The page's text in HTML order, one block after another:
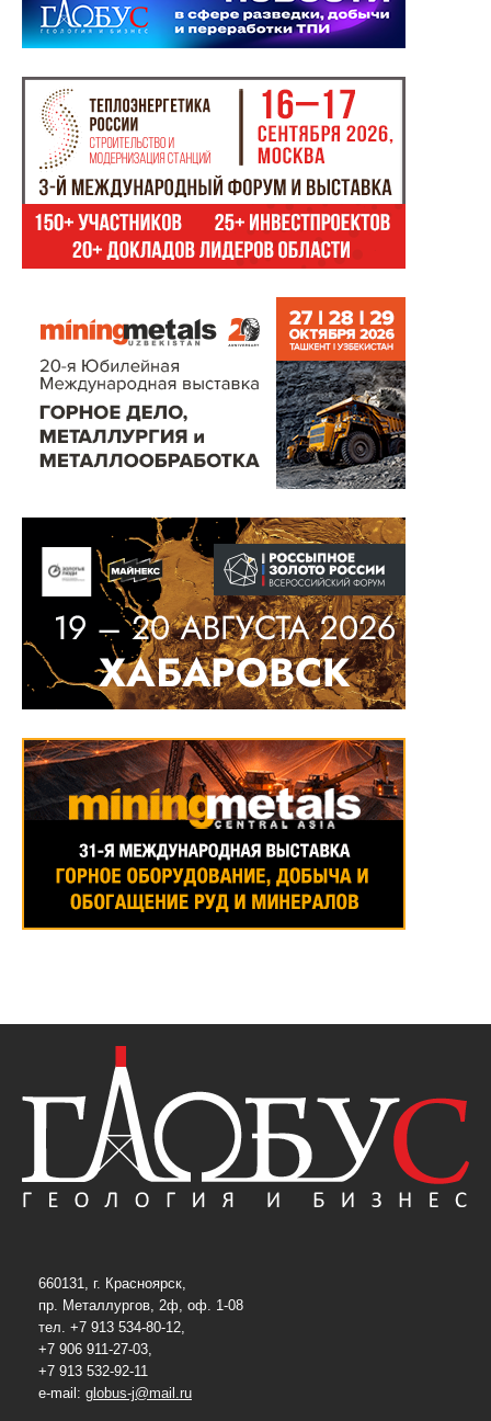
660131, г. Красноярск,
пр. Металлургов, 2ф, оф. 1-08
тел. +7 913 534-80-12,
+7 906 911-27-03,
+7 913 532-92-11
e-mail: globus-j@mail.ru